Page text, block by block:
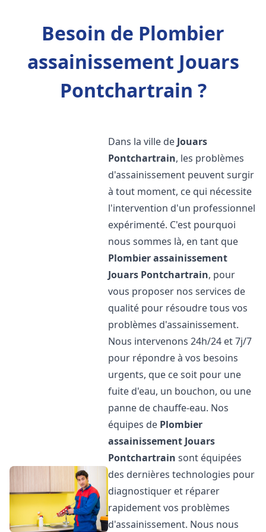
Besoin de Plombier
assainissement Jouars
Pontchartrain ?
Dans la ville de Jouars
Pontchartrain, les problèmes
d'assainissement peuvent surgir
à tout moment, ce qui nécessite
l'intervention d'un professionnel
expérimenté. C'est pourquoi
nous sommes là, en tant que
Plombier assainissement
Jouars Pontchartrain, pour
vous proposer nos services de
qualité pour résoudre tous vos
problèmes d'assainissement.
Nous intervenons 24h/24 et 7j/7
pour répondre à vos besoins
urgents, que ce soit pour une
fuite d'eau, un bouchon, ou une
panne de chauffe-eau. Nos
équipes de Plombier
assainissement Jouars
Pontchartrain sont équipées
des dernières technologies pour
diagnostiquer et réparer
rapidement vos problèmes
d'assainissement. Nous nous